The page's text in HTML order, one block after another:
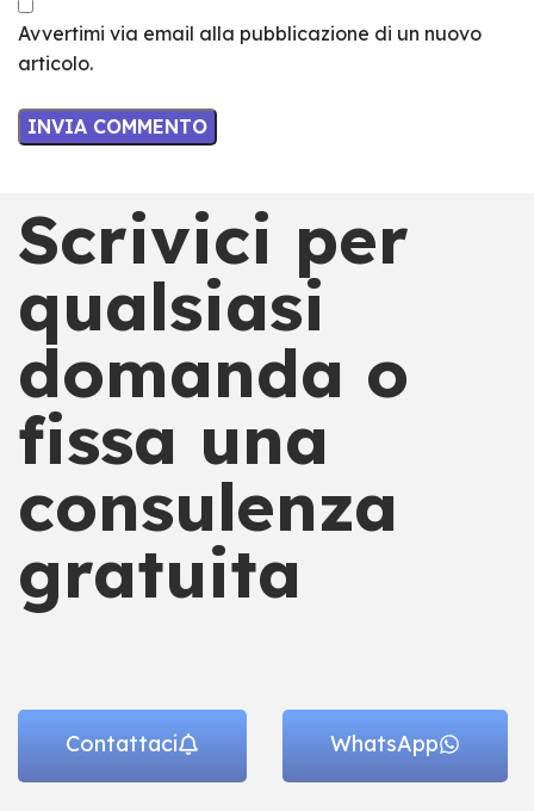
Avvertimi via email alla pubblicazione di un nuovo
articolo.
Scrivici per
qualsiasi
domanda o
fissa una
consulenza
gratuita
Contattaci WhatsApp